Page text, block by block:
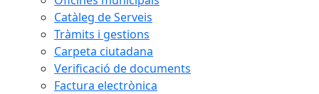
Catàleg de Serveis
Tràmits i gestions
Carpeta ciutadana
Verificació de documents
Factura electrònica